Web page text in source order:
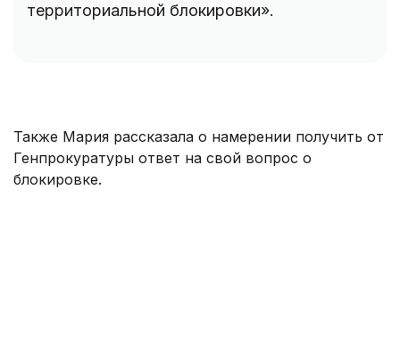
территориальной блокировки».
Также Мария рассказала о намерении получить от
Генпрокуратуры ответ на свой вопрос о
блокировке.